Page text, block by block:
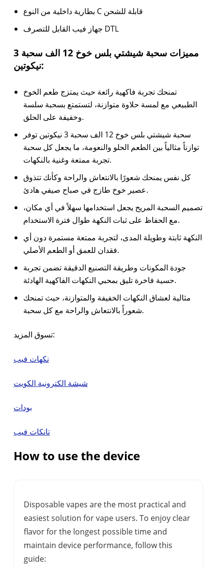
بطارية داخلية من النوع C قابلة للشحن
جهاز فيب القابل للتصرف DTL
مميزات سحبة شيشتي بلس خوخ 12 الف سحبة 3
نيكوتين:
تمنحك تجربة فاكهية رائعة حيث يمتزج طعم الخوخ
الطبيعي مع لمسة حلاوة متوازنة، لتستمتع بسحبة سلسة
وخفيفة على الحلق.
سحبة شيشتي بلس خوخ 12 الف سحبة 3 نيكوتين توفر
توازناً مثالياً بين الطعم الحلو والنعومة، ما يجعل كل سحبة
تجربة ممتعة وغنية بالنكهات.
كل نفس يمنحك شعورًا بالانتعاش والراحة وكأنك تتذوق
عصير خوخ طازج في صباح صيفي هادئ.
تصميم السحبة المريح يجعل استخدامها سهلاً في أي مكان،
مع الحفاظ على ثبات النكهة طوال فترة الاستخدام.
النكهة ثابتة وطويلة المدى، لتجربة ممتعة مستمرة دون أي
فقدان للعمق أو الطعم الأصلي.
جودة المكونات وطريقة التصنيع الدقيقة تضمن تجربة
حسية فاخرة تليق بمحبي النكهات الفاكهية الهادئة.
مثالية لعشاق النكهات الخفيفة والمتوازنة، حيث تمنحك
شعوراً بالانتعاش والراحة مع كل سحبة.
تسوق المزيد:
نكهات فيب
شيشة الكترونية الكويت
بودات
تانكات فيب
How to use the device
Disposable vapes are the most practical and
easiest solution for vape users. To enjoy clear
flavor for the longest possible time and
maintain device performance, follow this
guide: